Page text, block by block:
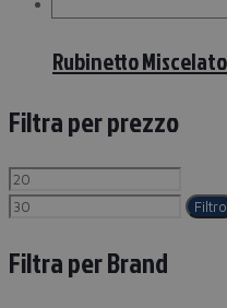
Rubinetto
Filtra per prezzo
Filtro
Filtra per Brand